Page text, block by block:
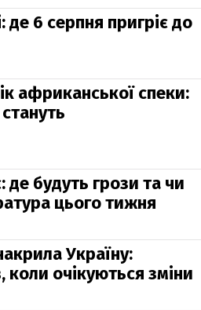
де 6 серпня пригріє до
африканської спеки:
де будуть грози та чи
цього тижня
Україну:
коли очікуються зміни